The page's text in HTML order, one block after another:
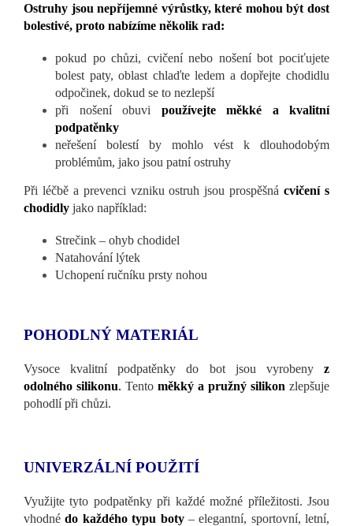
Ostruhy jsou nepříjemné výrůstky, které mohou být dost
bolestivé, proto nabízíme několik rad:
pokud po chůzi, cvičení nebo nošení bot pociťujete
bolest paty, oblast chlaďte ledem a dopřejte chodidlu
odpočinek, dokud se to nezlepší
při nošení obuvi používejte měkké a kvalitní
podpatěnky
neřešení bolestí by mohlo vést k dlouhodobým
problémům, jako jsou patní ostruhy
Při léčbě a prevenci vzniku ostruh jsou prospěšnácvičení s
chodidly jako například:
Strečink – ohyb chodidel
Natahování lýtek
Uchopení ručníku prsty nohou
POHODLNÝ MATERIÁL
Vysoce kvalitní podpatěnky do bot jsou vyrobeny z
odolného silikonu. Tento měkký a pružný silikon zlepšuje
pohodlí při chůzi.
UNIVERZÁLNÍ POUŽITÍ
Využijte tyto podpatěnky při každé možné příležitosti. Jsou
vhodnédo každého typu boty – elegantní, sportovní, letní,